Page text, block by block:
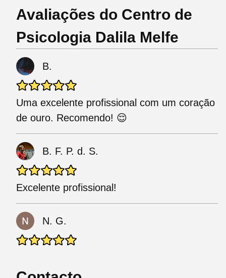
Avaliações do Centro de
Psicologia Dalila Melfe
B.
Uma excelente profissional com um coração
de ouro. Recomendo! 😌
B. F. P. d. S.
Excelente profissional!
N. G.